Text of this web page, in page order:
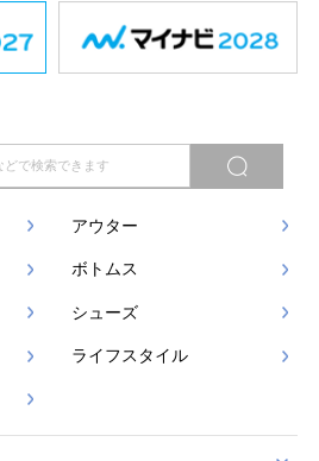
アウター
ボトムス
シューズ
ライフスタイル